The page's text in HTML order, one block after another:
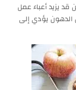
قد يزيد أعباء عمل
الدهون يؤدي إلى